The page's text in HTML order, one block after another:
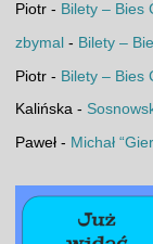
Piotr- Bilety – Bies
zbymal - Bilety –
Piotr- Bilety – Bies
Kalińska-
Paweł- Michał